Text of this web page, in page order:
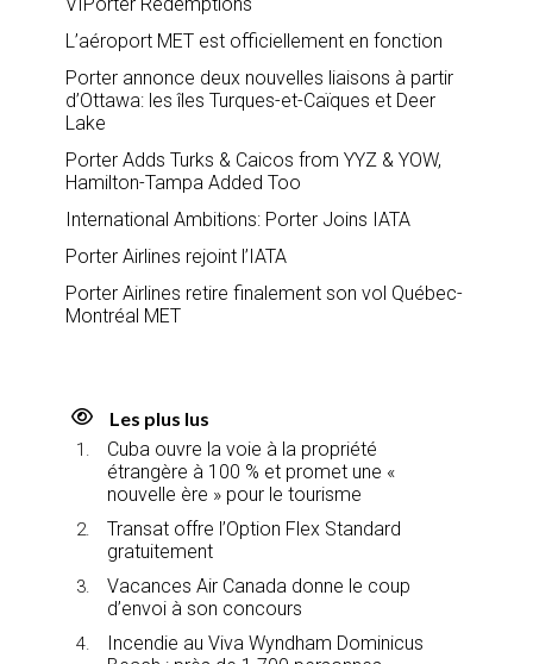
L’aéroport MET est officiellement en fonction
Porter annonce deux nouvelles liaisons à partir
d’Ottawa: les îles Turques-et-Caïques et Deer
Lake
Porter Adds Turks & Caicos from YYZ & YOW,
Hamilton-Tampa Added Too
International Ambitions: Porter Joins IATA
Porter Airlines rejoint l’IATA
Porter Airlines retire finalement son vol Québec-
Montréal MET
Les plus lus
Cuba ouvre la voie à la propriété
étrangère à 100 % et promet une «
nouvelle ère » pour le tourisme
Transat offre l’Option Flex Standard
gratuitement
Vacances Air Canada donne le coup
d’envoi à son concours
Incendie au Viva Wyndham Dominicus